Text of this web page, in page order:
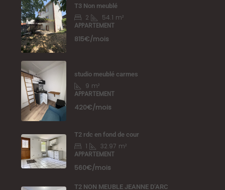
T3 Non meublé
2 54.1 m²
APPARTEMENT
815€/mois
studio meublé carmes
9 m²
APPARTEMENT
420€/mois
T2 rdc en fond de cour
1 32.97 m²
APPARTEMENT
560€/mois
T2 NON MEUBLE JEANNE D’ARC